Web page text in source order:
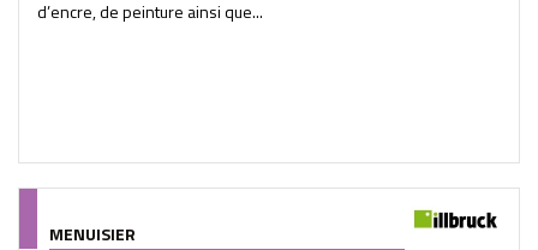
d’encre, de peinture ainsi que...
MENUISIER